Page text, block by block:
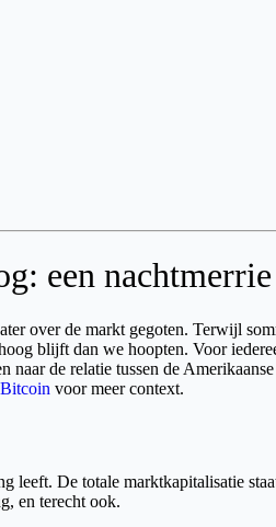
een
over de markt gegoten. Terwijl
blijft dan we hoopten. Voor
de relatie tussen de
voor meer context.
leeft. De totale marktkapitalisatie
en terecht ook.